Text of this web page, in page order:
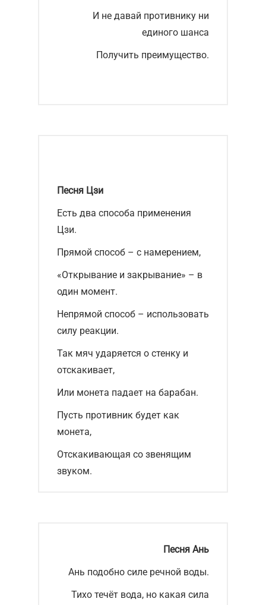
И не давай противнику ни
единого шанса
Получить преимущество.
Песня Цзи
Есть два способа применения
Цзи.
Прямой способ – с намерением,
«Открывание и закрывание» – в
один момент.
Непрямой способ – использовать
силу реакции.
Так мяч ударяется о стенку и
отскакивает,
Или монета падает на барабан.
Пусть противник будет как
монета,
Отскакивающая со звенящим
звуком.
Песня Ань
Ань подобно силе речной воды.
Тихо течёт вода, но какая сила